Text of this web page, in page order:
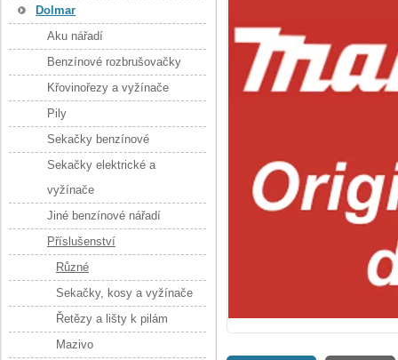
Dolmar
Aku nářadí
Benzínové rozbrušovačky
Křovinořezy a vyžínače
Pily
Sekačky benzínové
Sekačky elektrické a
vyžínače
Jiné benzínové nářadí
Příslušenství
Různé
Sekačky, kosy a vyžínače
Řetězy a lišty k pilám
Mazivo